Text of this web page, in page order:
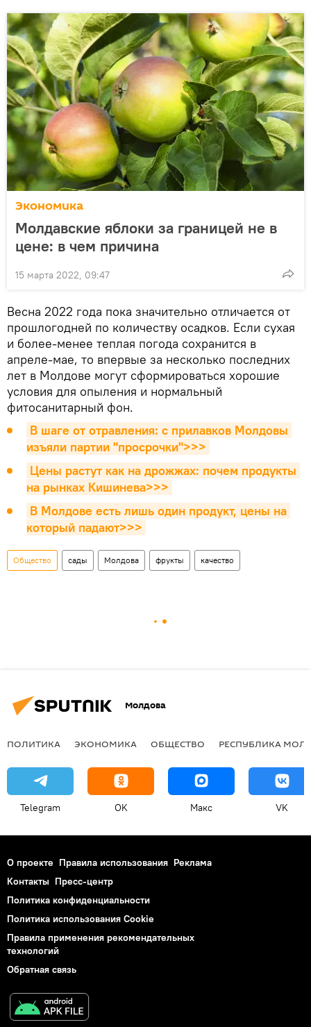
Экономика
Молдавские яблоки за границей не в
цене: в чем причина
15 марта 2022, 09:47
Весна 2022 года пока значительно отличается от
прошлогодней по количеству осадков. Если сухая
и более-менее теплая погода сохранится в
апреле-мае, то впервые за несколько последних
лет в Молдове могут сформироваться хорошие
условия для опыления и нормальный
фитосанитарный фон.
В шаге от отравления: с прилавков Молдовы
изъяли партии "просрочки">>>
Цены растут как на дрожжах: почем продукты
на рынках Кишинева>>>
В Молдове есть лишь один продукт, цены на
который падают>>>
Общество сады Молдова фрукты качество
Молдова
ПОЛИТИКА ЭКОНОМИКА ОБЩЕСТВО РЕСПУБЛИКА
Telegram OK Макс VK
О проекте Правила использования Реклама
Контакты Пресс-центр
Политика конфиденциальности
Политика использования Cookie
Правила применения рекомендательных
технологий
Обратная связь